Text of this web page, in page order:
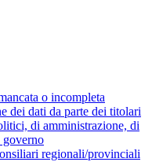
o incompleta
dei dati da parte dei titolari
di amministrazione, di
governo
regionali/provinciali